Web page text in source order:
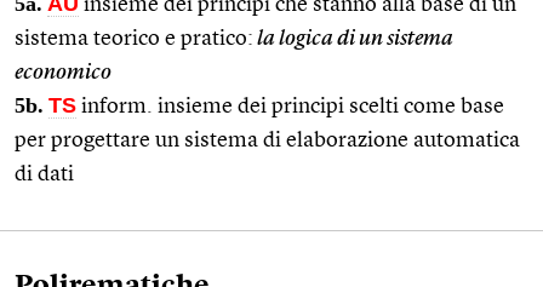
sistema teorico e pratico: la logica di un sistema
economico
5b. TS inform. insieme dei principi scelti come base
per progettare un sistema di elaborazione automatica
di dati